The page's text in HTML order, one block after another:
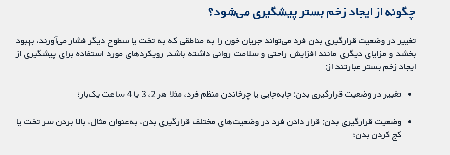
چگونه از ایجاد زخم بستر پیشگیری می‌شود؟
تغییر در وضعیت قرارگیری بدن فرد می‌تواند جریان خون را به مناطقی که به تخت یا سطوح دیگر فشار می‌آورند، بهبود
بخشد و مزایای دیگری مانند افزایش راحتی و سلامت روانی داشته باشد. رویکردهای مورد استفاده برای پیشگیری از
ایجاد زخم بستر عبارتند از:
تغییر در وضعیت قرارگیری بدن: جابه‌جایی یا چرخاندن منظم فرد، مثلا هر 2، 3 یا 4 ساعت یک‌بار؛
وضعیت قرارگیری بدن: قرار دادن فرد در وضعیت‌های مختلف قرارگیری بدن، به‌عنوان مثال، بالا بردن سر تخت یا
کج کردن بدن؛